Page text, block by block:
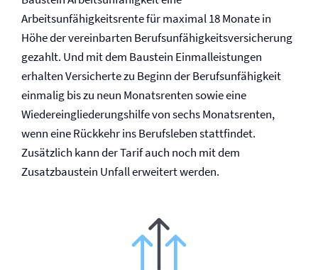
Arbeitsunfähigkeitsrente für maximal 18 Monate in
Höhe der vereinbarten Berufs­unfähigkeits­versicherung
gezahlt. Und mit dem Baustein Einmalleistungen
erhalten Versicherte zu Beginn der Berufs­unfähigkeit
einmalig bis zu neun Monatsrenten sowie eine
Wiedereingliederungshilfe von sechs Monatsrenten,
wenn eine Rückkehr ins Berufsleben stattfindet.
Zusätzlich kann der Tarif auch noch mit dem
Zusatzbaustein Unfall erweitert werden.